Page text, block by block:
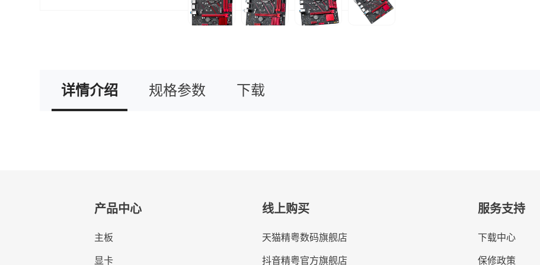
详情介绍 规格参数 下载
产品中心
主板
显卡
线上购买
天猫精粤数码旗舰店
抖音精粤官方旗舰店
服务支持
下载中心
保修政策